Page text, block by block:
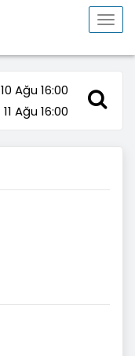
10 Ağu 16:00
11 Ağu 16:00